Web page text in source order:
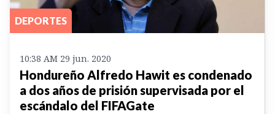
DEPORTES
10:38 AM 29 jun. 2020
Hondureño Alfredo Hawit es condenado
a dos años de prisión supervisada por el
escándalo del FIFAGate